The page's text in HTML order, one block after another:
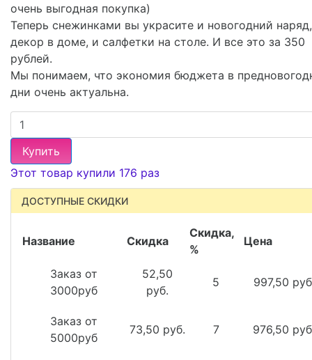
очень выгодная покупка)
Теперь снежинками вы украсите и новогодний
декор в доме, и салфетки на столе. И все это за 350
рублей.
Мы понимаем, что экономия бюджета в
дни очень актуальна.
Купить
Этот товар купили 176 раз
ДОСТУПНЫЕ СКИДКИ
Название Скидка
Скидка,
%
Цена
Заказ от
3000руб
52,50
руб.
5 997,50
Заказ от
5000руб
73,50 руб. 7 976,50